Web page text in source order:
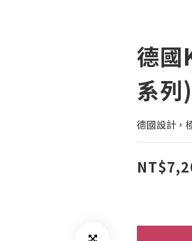
德國
系
德國設計，